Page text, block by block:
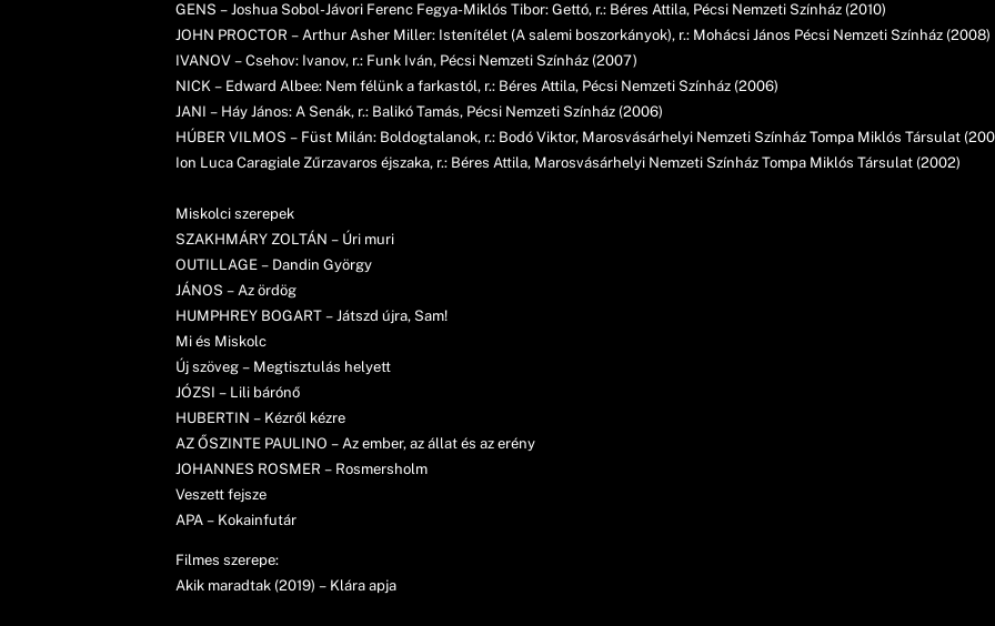
GENS – Joshua Sobol-Jávori Ferenc Fegya-Miklós Tibor: Gettó, r.: Béres Attila, Pécsi Nemzeti Színház (2010)
JOHN PROCTOR – Arthur Asher Miller: Istenítélet (A salemi boszorkányok), r.: Mohácsi János Pécsi Nemzeti Színház (2008)
IVANOV – Csehov: Ivanov, r.: Funk Iván, Pécsi Nemzeti Színház (2007)
NICK – Edward Albee: Nem félünk a farkastól, r.: Béres Attila, Pécsi Nemzeti Színház (2006)
JANI – Háy János: A Senák, r.: Balikó Tamás, Pécsi Nemzeti Színház (2006)
HÚBER VILMOS – Füst Milán: Boldogtalanok, r.: Bodó Viktor, Marosvásárhelyi Nemzeti Színház Tompa Miklós Társulat
Ion Luca Caragiale Zűrzavaros éjszaka, r.: Béres Attila, Marosvásárhelyi Nemzeti Színház Tompa Miklós Társulat (2002)
Miskolci szerepek
SZAKHMÁRY ZOLTÁN – Úri muri
OUTILLAGE – Dandin György
JÁNOS – Az ördög
HUMPHREY BOGART – Játszd újra, Sam!
Mi és Miskolc
Új szöveg – Megtisztulás helyett
JÓZSI – Lili bárónő
HUBERTIN – Kézről kézre
AZ ŐSZINTE PAULINO – Az ember, az állat és az erény
JOHANNES ROSMER – Rosmersholm
Veszett fejsze
APA – Kokainfutár
Filmes szerepe:
Akik maradtak (2019) – Klára apja